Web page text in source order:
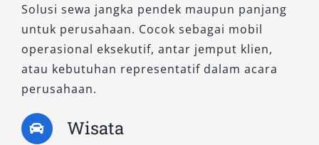
motor listrik untuk efisiensi maksimal. Cocok
untuk pelanggan yang mengutamakan efisiensi
bahan bakar dan mengurangi jejak emisi
karbon. Varian ini sangat sesuai bagi
perjalanan luar kota atau dinas penting yang
menuntut kenyamanan tinggi sekaligus ramah
lingkungan.
Solusi sewa jangka pendek maupun panjang
untuk perusahaan. Cocok sebagai mobil
operasional eksekutif, antar jemput klien,
atau kebutuhan representatif dalam acara
perusahaan.
Wisata